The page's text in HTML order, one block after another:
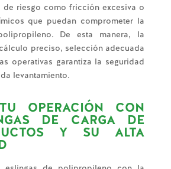
de riesgo como fricción excesiva o
que puedan comprometer la
De esta manera, la
preciso, selección adecuada
operativas garantiza la seguridad
levantamiento.
OPERACIÓN CON
DE CARGA DE
Y SU ALTA